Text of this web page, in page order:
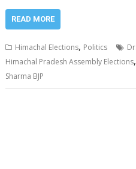
READ MORE
Himachal Elections, Politics
Himachal Pradesh Assembly Elections,
Sharma BJP